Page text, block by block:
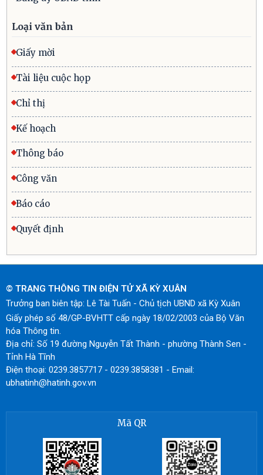
Loại văn bản
Giấy mời
Tài liệu cuộc họp
Chỉ thị
Kế hoạch
Thông báo
Công văn
Báo cáo
Quyết định
© TRANG THÔNG TIN ĐIỆN TỬ XÃ KỲ XUÂN
Trưởng ban biên tập: Lê Tài Tuấn - Chủ tịch UBND xã Kỳ Xuân
Giấy phép số 48/GP-BVHTT cấp ngày 18/02/2003 của Bộ Văn
hóa Thông tin.
Địa chỉ: Số 19 đường Nguyễn Tất Thành - phường Thành Sen -
Tỉnh Hà Tĩnh
Điện thoại: 0239.3857717 - 0239.3858381 - Email:
ubhatinh@hatinh.gov.vn
Mã QR